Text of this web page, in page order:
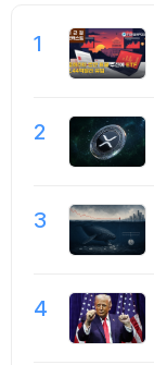
1
2
3
4